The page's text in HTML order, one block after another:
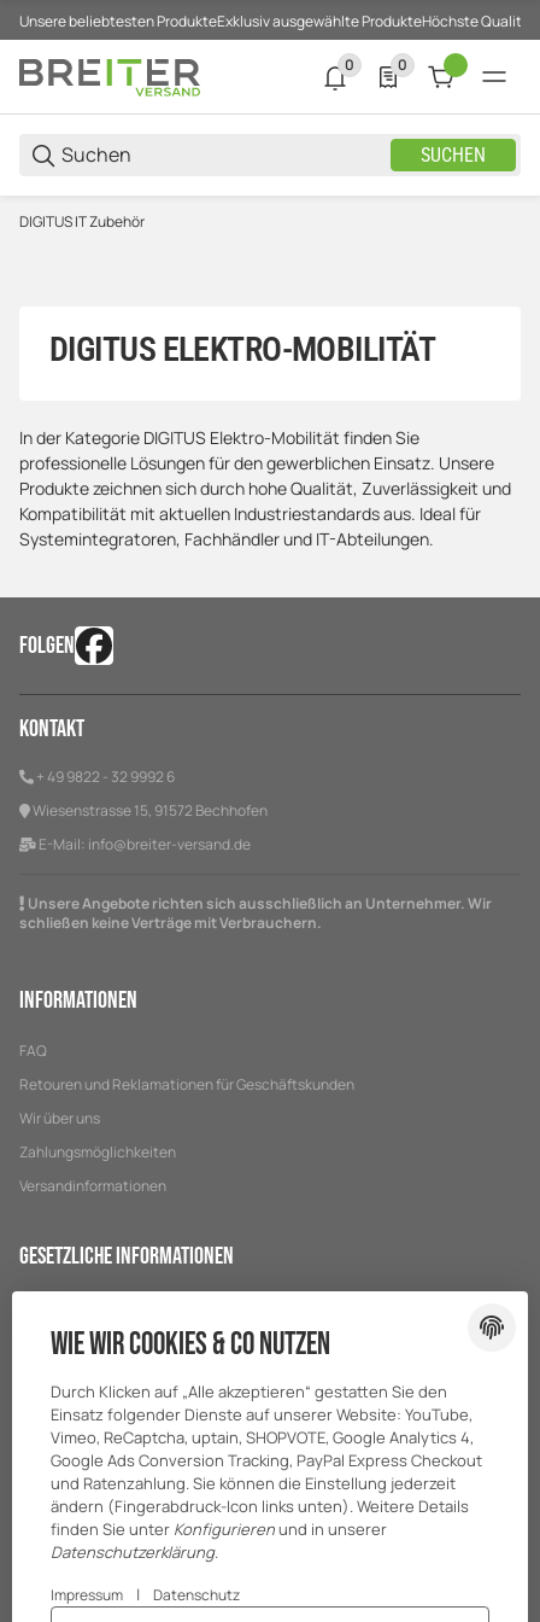
Unsere beliebtesten ProdukteExklusiv ausgewählte ProdukteHöchste Qualität
SUCHEN
0
0 neue Notifizierungen
0
0 Produkte in der
DIGITUS IT Zubehör
DIGITUS ELEKTRO-MOBILITÄT
In der Kategorie DIGITUS Elektro-Mobilität finden Sie
professionelle Lösungen für den gewerblichen Einsatz. Unsere
Produkte zeichnen sich durch hohe Qualität, Zuverlässigkeit und
Kompatibilität mit aktuellen Industriestandards aus. Ideal für
Systemintegratoren, Fachhändler und IT-Abteilungen.
FOLGEN
Kontakt
+ 49 9822 - 32 9992 6
Wiesenstrasse 15, 91572 Bechhofen
E-Mail: info@breiter-versand.de
Unsere Angebote richten sich ausschließlich an Unternehmer. Wir
schließen keine Verträge mit Verbrauchern.
Informationen
FAQ
Retouren und Reklamationen für Geschäftskunden
Wir über uns
Zahlungsmöglichkeiten
Versandinformationen
Gesetzliche Informationen
Impressum
Batteriegesetzhinweise
Wie wir Cookies & Co nutzen
Durch Klicken auf „Alle akzeptieren“ gestatten Sie den
Einsatz folgender Dienste auf unserer Website: YouTube,
Vimeo, ReCaptcha, uptain, SHOPVOTE, Google Analytics 4,
Google Ads Conversion Tracking, PayPal Express Checkout
und Ratenzahlung. Sie können die Einstellung jederzeit
ändern (Fingerabdruck-Icon links unten). Weitere Details
finden Sie unter Konfigurierenund in unserer
Datenschutzerklärung.
Impressum | Datenschutz